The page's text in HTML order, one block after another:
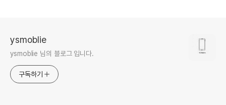
ysmoblie
ysmoblie 님의 블로그 입니다.
구독하기